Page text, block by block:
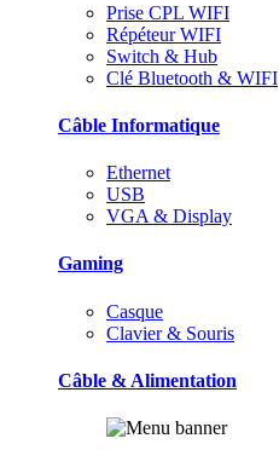
Prise CPL WIFI
Répéteur WIFI
Switch & Hub
Clé Bluetooth & WIFI
Câble Informatique
Ethernet
USB
VGA & Display
Gaming
Casque
Clavier & Souris
Câble & Alimentation